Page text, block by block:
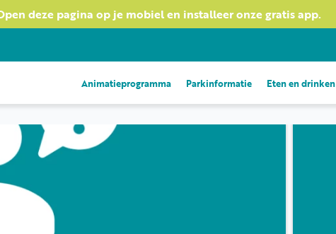
deze pagina op je mobiel en installeer onze gratis app.
Animatieprogramma Parkinformatie Eten en drinken